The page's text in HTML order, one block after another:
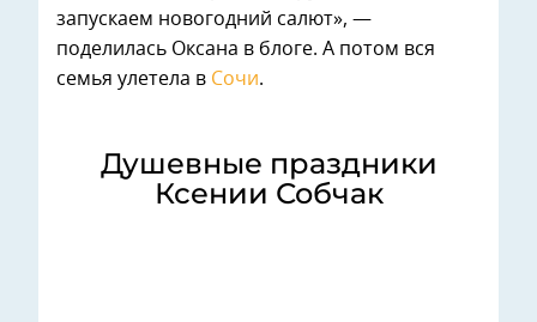
запускаем новогодний салют», —
поделилась Оксана в блоге. А потом вся
семья улетела в Сочи.
Душевные праздники
Ксении Собчак